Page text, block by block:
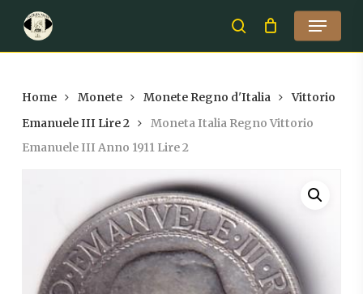
main
search
Menu
Home Monete Monete Regno d'Italia
Vittorio
Emanuele III Lire 2
Moneta Italia Regno Vittorio
Emanuele III Anno 1911 Lire 2
Close